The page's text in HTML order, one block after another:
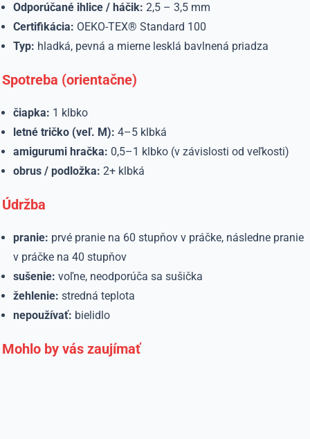
Odporúčané ihlice / háčik: 2,5 – 3,5 mm
Certifikácia: OEKO-TEX® Standard 100
Typ: hladká, pevná a mierne lesklá bavlnená priadza
Spotreba (orientačne)
čiapka: 1 klbko
letné tričko (veľ. M): 4–5 klbká
amigurumi hračka: 0,5–1 klbko (v závislosti od veľkosti)
obrus / podložka: 2+ klbká
Údržba
pranie: prvé pranie na 60 stupňov v práčke, následne pranie
v práčke na 40 stupňov
sušenie: voľne, neodporúča sa sušička
žehlenie: stredná teplota
nepoužívať: bielidlo
Mohlo by vás zaujímať